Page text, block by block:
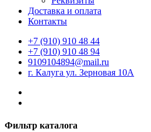
Доставка и оплата
Контакты
+7 (910) 910 48 44
+7 (910) 910 48 94
9109104894@mail.ru
г. Калуга ул. Зерновая 10А
Фильтр каталога